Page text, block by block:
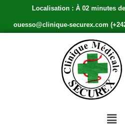
Localisation : À 02 minutes
ouesso@clinique-securex.com